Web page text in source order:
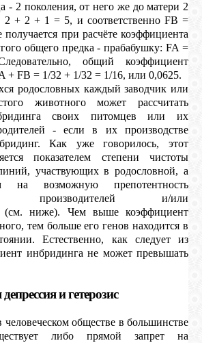
- 2 поколения, от него же до матери 2
2 + 2 + 1 = 5, и соответственно FB =
при расчёте коэффициента
общего предка - прабабушку: FA =
общий коэффициент
+ FB = 1/32 + 1/32 = 1/16, или 0,0625.
родословных каждый заводчик или
животного может рассчитать
своих питомцев или их
- если в их производстве
Как уже говорилось, этот
показателем степени чистоты
участвующих в родословной, а
на возможную препотентность
производителей и/или
(см. ниже). Чем выше коэффициент
тем больше его генов находится в
Естественно, как следует из
инбридинга не может превышать
и гетерозис
обществе в большинстве
либо прямой запрет на